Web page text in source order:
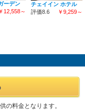
ーデン
12,558～
チェイイン ホテル
評価8.6
￥9,259～
の料金となります。